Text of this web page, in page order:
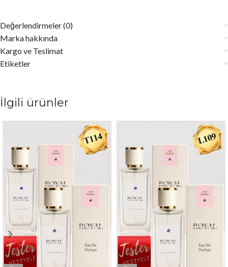
Değerlendirmeler (0)
Marka hakkında
Kargo ve Teslimat
Etiketler
İlgili ürünler